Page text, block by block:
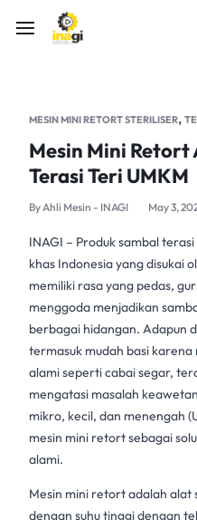
MESIN MINI RETORT STERILISER,
Mesin Mini Retort
Terasi Teri UMKM
ByAhli Mesin - INAGI May 3,
INAGI – Produksambal terasi
khas Indonesia yang disukai
memiliki rasa yang pedas,
menggoda menjadikan
berbagai hidangan. Adapun
termasuk mudah basi
alami seperti cabai segar,
mengatasi masalah
mikro, kecil, dan menengah
mesin mini retortsebagai
alami.
Mesin mini retortadalah alat
dengan suhu tinggi dengan